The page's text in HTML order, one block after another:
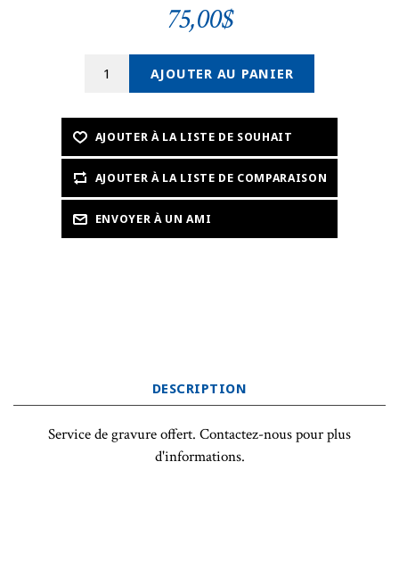
75,00$
DESCRIPTION
Service de gravure offert. Contactez-nous pour plus
d'informations.